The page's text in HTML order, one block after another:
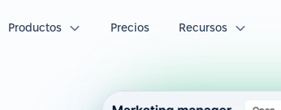
Productos Precios Recursos